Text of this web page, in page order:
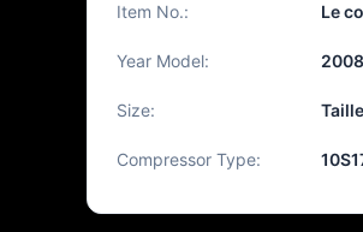
Item No.: Le
Year Model:
Size:
Compressor Type: